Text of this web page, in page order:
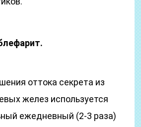
оттока секрета из
желез используется
ежедневный (2-3 раза)